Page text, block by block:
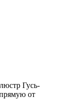
Гусь-
от